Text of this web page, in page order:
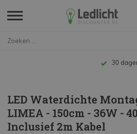
Tot 10
LED Waterdichte
LIMEA - 150cm - 36W -
Inclusief 2m Kabel